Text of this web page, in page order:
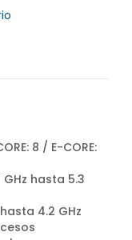
8 / E-CORE:
hasta 5.3
4.2 GHz